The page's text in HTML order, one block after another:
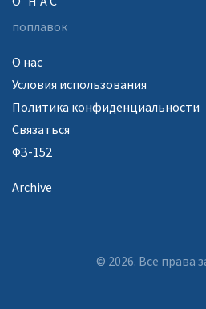
поплавок
О нас
Условия использования
Политика конфиденциальности
Связаться
ФЗ-152
Archive
© 2026. Все права